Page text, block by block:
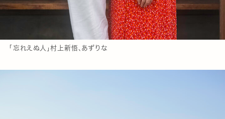
「忘れえぬ人」村上新悟、あずりな